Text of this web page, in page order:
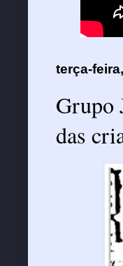
terça-
Grupo
das